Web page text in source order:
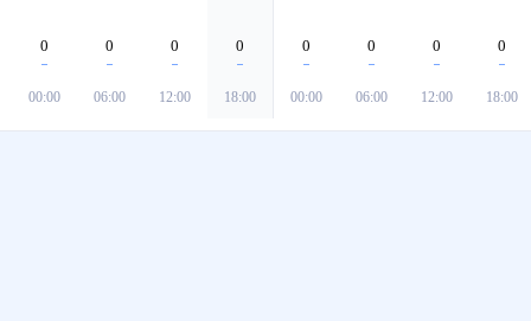
0
00:00
0
06:00
0
12:00
0
18:00
0
00:00
0
06:00
0
12:00
0
18:00